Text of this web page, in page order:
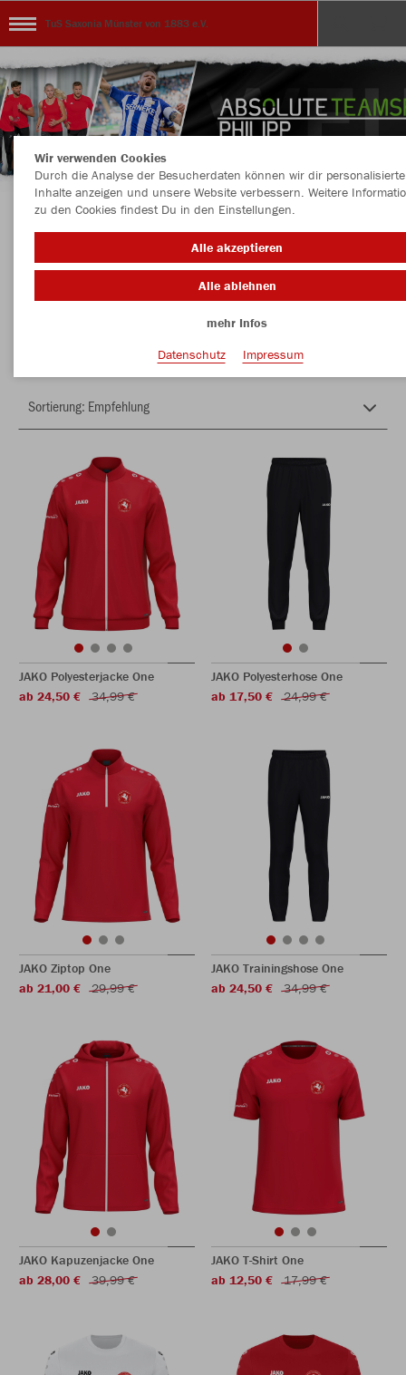
TuS Saxonia Münster von 1883 e.V.
Herzlich Willkommen im Teamshop TuS
Saxonia Münster von 1883 e.V.
JAKO Polyesterjacke One
ab 24,50 €
34,99 €
JAKO Polyesterhose One
ab 17,50 €
24,99 €
JAKO Ziptop One
ab 21,00 €
29,99 €
JAKO Trainingshose One
ab 24,50 €
34,99 €
JAKO Kapuzenjacke One
ab 28,00 €
39,99 €
JAKO T-Shirt One
ab 12,50 €
17,99 €
Wir verwenden Cookies
Durch die Analyse der Besucherdaten können wir dir personalisierte
Inhalte anzeigen und unsere Website verbessern. Weitere
zu den Cookies findest Du in den Einstellungen.
Alle akzeptieren
Alle ablehnen
mehr Infos
Datenschutz
Impressum